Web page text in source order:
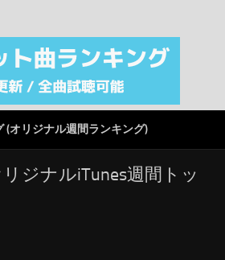
間トップソング
(オリジナル週間ランキング)
ジナルiTunes週間トッ